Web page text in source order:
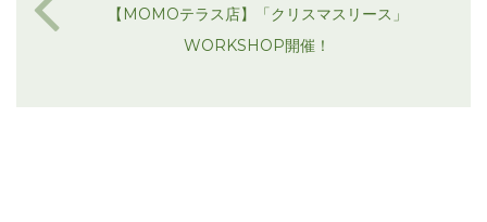
【MOMOテラス店】「クリスマスリース」
WORKSHOP開催！